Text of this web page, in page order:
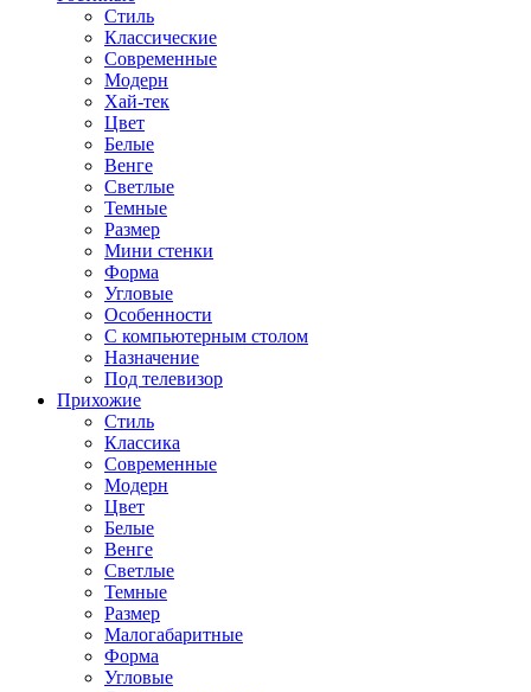
Стиль
Классические
Современные
Модерн
Хай-тек
Цвет
Белые
Венге
Светлые
Темные
Размер
Мини стенки
Форма
Угловые
Особенности
С компьютерным столом
Назначение
Под телевизор
Прихожие
Стиль
Классика
Современные
Модерн
Цвет
Белые
Венге
Светлые
Темные
Размер
Малогабаритные
Форма
Угловые